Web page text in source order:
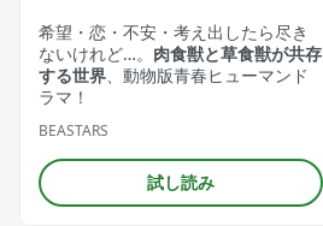
希望・恋・不安・考え出したら尽き
ないけれど…。 肉食獣と草食獣が共存
する世界 、動物版青春ヒューマンド
ラマ！
BEASTARS
試し読み